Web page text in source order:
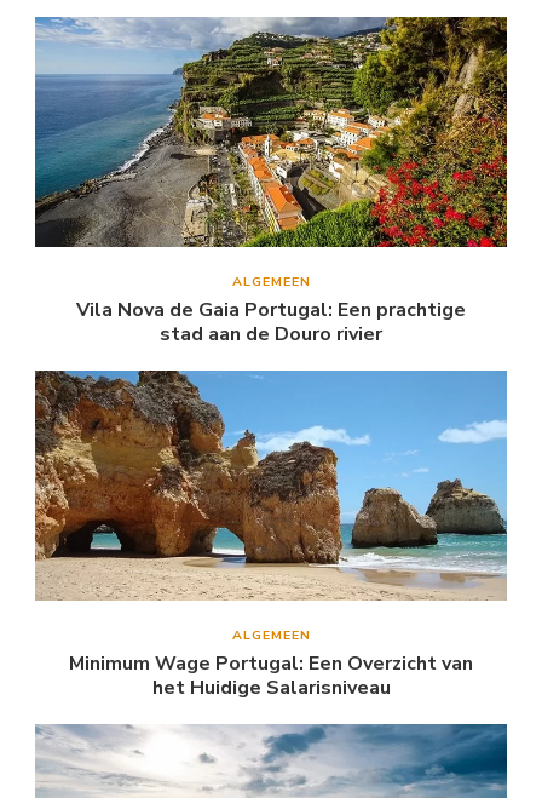
ALGEMEEN
Vila Nova de Gaia Portugal: Een prachtige
stad aan de Douro rivier
ALGEMEEN
Minimum Wage Portugal: Een Overzicht van
het Huidige Salarisniveau